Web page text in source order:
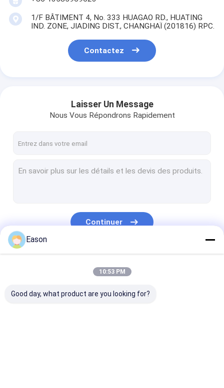
1/F BÂTIMENT 4, No. 333 HUAGAO RD., HUATING
IND. ZONE, JIADING DIST., CHANGHAÏ (201816) RPC.
Contactez
Laisser Un Message
Nous Vous Répondrons Rapidement
Continuer
Eason
10:53 PM
Good day, what product are you looking for?